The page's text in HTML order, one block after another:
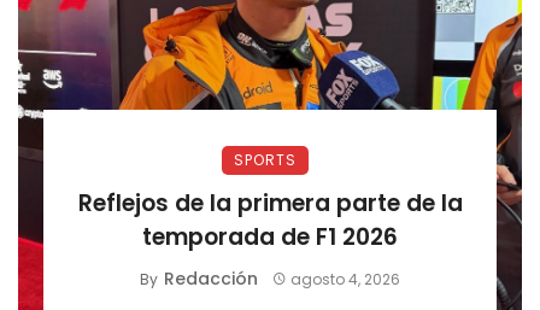
SPORTS
Reflejos de la primera parte de la
temporada de F1 2026
By Redacción agosto 4, 2026